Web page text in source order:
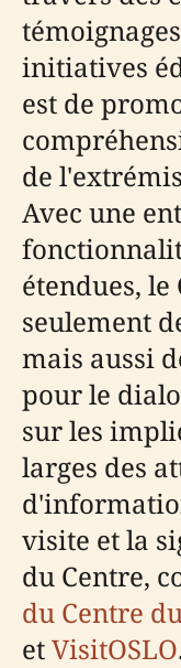
initiatives
est de
de
Avec une
étendues,
seulement
mais aussi
pour le
sur les
larges des
visite et la
du Centre,
du Centre
etVisitOSLO